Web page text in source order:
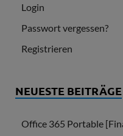
Login
Passwort vergessen?
Registrieren
NEUESTE BEITRÄGE
Office 365 Portable